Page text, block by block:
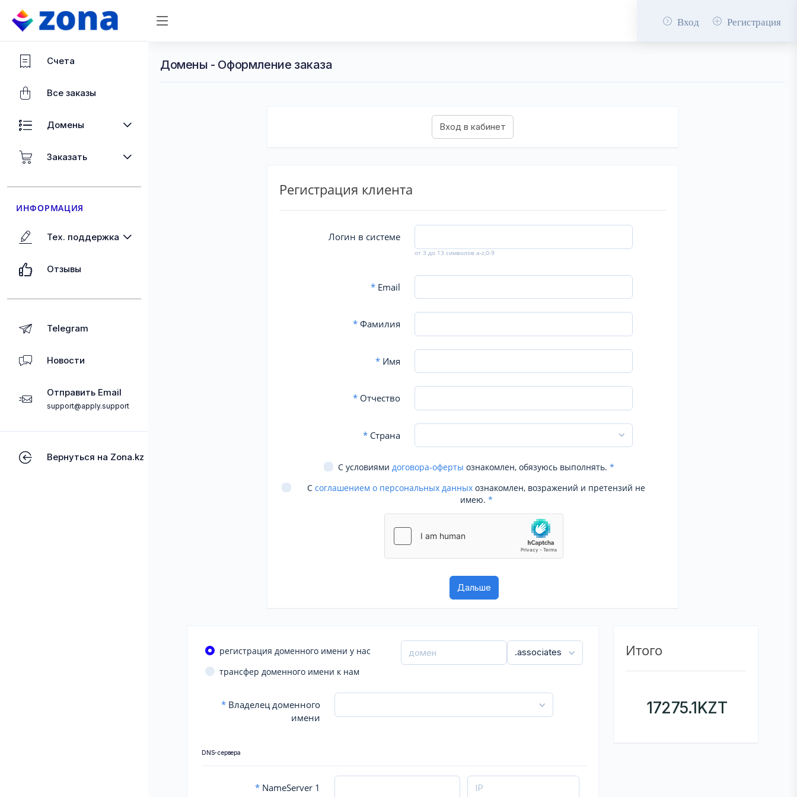
Вход Регистрация
Счета
Все заказы
Домены
Заказать
ИНФОРМАЦИЯ
Тех. поддержка
Отзывы
Telegram
Новости
Отправить Email
support@apply.support
Вернуться на Zona.kz
Домены - Оформление заказа
Регистрация клиента
Логин в системе
от 3 до 13 символов a-z,0-9
*Email
*Фамилия
*Имя
*Отчество
*Страна
С условиями договора-оферты ознакомлен, обязуюсь выполнять. *
С соглашением о персональных данных ознакомлен, возражений и претензий не
имею. *
регистрация доменного имени у нас
трансфер доменного имени к нам
* Владелец доменного
имени
DNS-сервера
* NameServer 1
Итого
17275.1KZT